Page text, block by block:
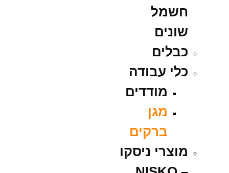
חשמל
שונים
כבלים
כלי עבודה
מודדים
מגן
ברקים
מוצרי ניסקו